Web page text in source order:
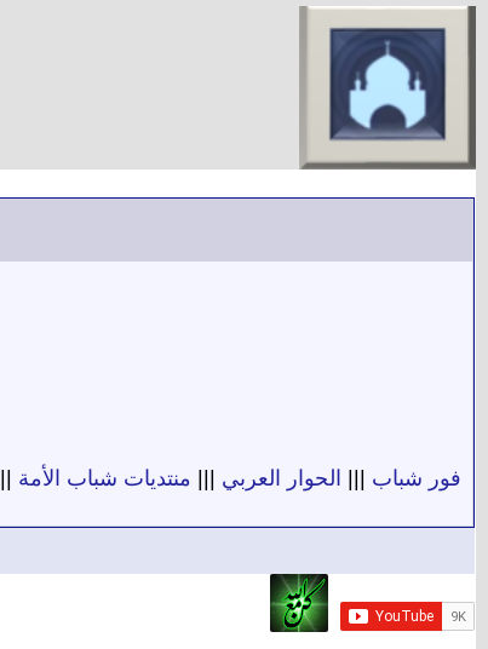
فور شباب الحوار العربي منتديات شباب الأمة